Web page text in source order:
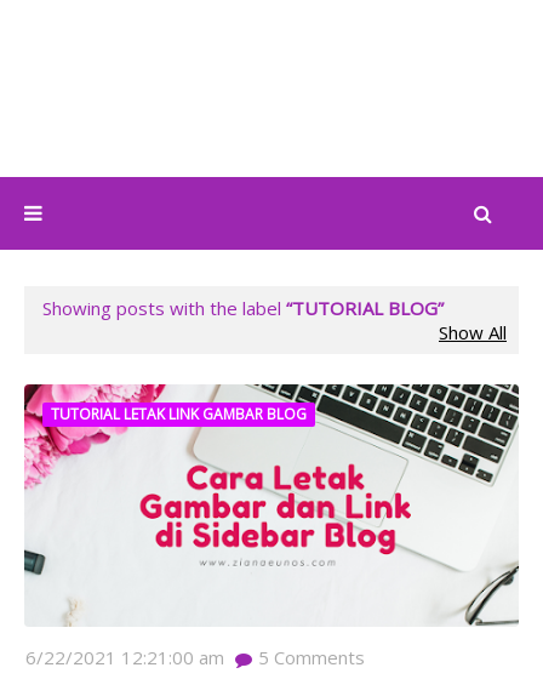
Showing posts with the label TUTORIAL BLOG
Show All
TUTORIAL LETAK LINK GAMBAR BLOG
6/22/2021 12:21:00 am 5 Comments